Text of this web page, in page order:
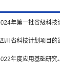
年第一批省级科技
川省科技计划项目的
年度应用基础研